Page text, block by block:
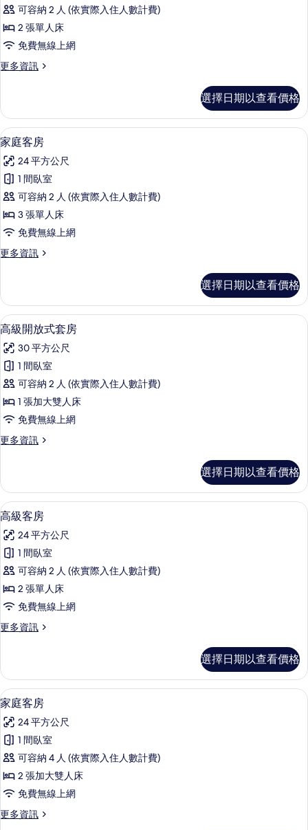
客
房
所
相
片
可容納 2 人 (依實際入住人數計費)
2 張單人床
免費無線上網
更多資訊
更
客
房
的
詳
情
選擇日期以查看價格
顯
示
家
庭
客
房
所
相
片
迷你吧、客房內保險箱、書桌、熨斗/
2
家庭客房
24 平方公尺
1 間臥室
可容納 2 人 (依實際入住人數計費)
3 張單人床
免費無線上網
更多資訊
更
客
房
的
情
選擇日期以查看價格
顯
示
高
級
開
放
套
的
所
有
相
片
高級開放式套房 | 迷你吧、客房內保
1
高級開放式套房
30 平方公尺
1 間臥室
可容納 2 人 (依實際入住人數計費)
1 張加大雙人床
免費無線上網
更多資訊
更
開
放
式
房
的
詳
情
選擇日期以查看價格
顯
示
高
級
客
房
所
相
片
高級客房 | 迷你吧、客房內保險箱、
1
高級客房
24 平方公尺
1 間臥室
可容納 2 人 (依實際入住人數計費)
2 張單人床
免費無線上網
更多資訊
更
客
房
的
詳
情
選擇日期以查看價格
顯
示
家
庭
客
房
所
家庭客房 | 迷你吧、客房內保險箱、
1
家庭客房
24 平方公尺
1 間臥室
可容納 4 人 (依實際入住人數計費)
2 張加大雙人床
免費無線上網
更多資訊
更